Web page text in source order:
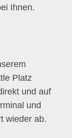
Ihnen.
Platz
und auf
und
wieder ab.